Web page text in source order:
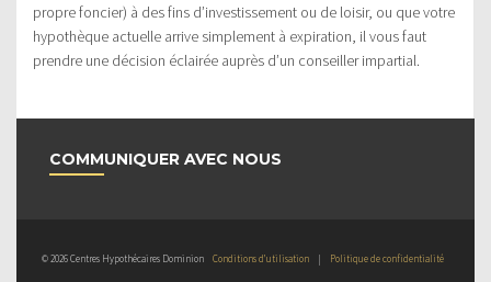
propre foncier) à des fins d’investissement ou de loisir, ou que votre
hypothèque actuelle arrive simplement à expiration, il vous faut
prendre une décision éclairée auprès d’un conseiller impartial.
COMMUNIQUER AVEC NOUS
© 2026 Centres Hypothécaires Dominion Conditions d’utilisation | Politique de confidentialité